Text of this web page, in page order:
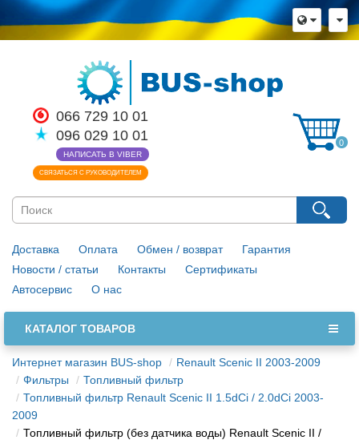
066 729 10 01
096 029 10 01
НАПИСАТЬ В VIBER
СВЯЗАТЬСЯ С РУКОВОДИТЕЛЕМ
0
Доставка Оплата Обмен / возврат
Гарантия
Новости / статьи
Контакты
Сертификаты
Автосервис
О нас
КАТАЛОГ ТОВАРОВ
Интернет магазин BUS-shop
Renault Scenic II 2003-2009
Фильтры
Топливный фильтр
Топливный фильтр Renault Scenic II 1.5dCi / 2.0dCi 2003-
2009
Топливный фильтр (без датчика воды) Renault Scenic II /